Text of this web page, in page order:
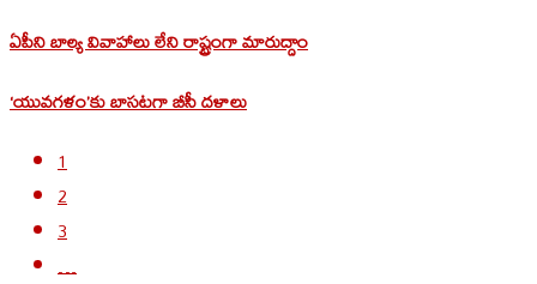
ఏపీని బాల్య వివాహాలు లేని రాష్ట్రంగా మారుద్దాం
‘యువగళం’కు బాసటగా బీసీ దళాలు
1
2
3
…